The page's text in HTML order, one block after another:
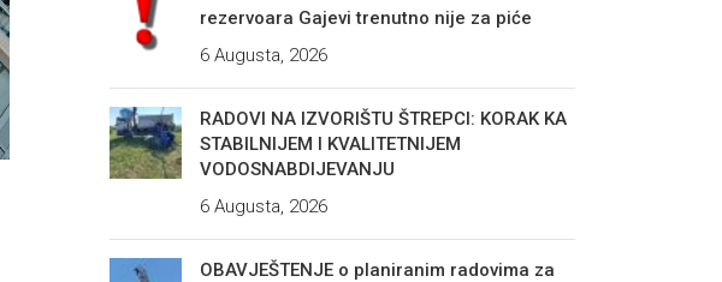
rezervoara Gajevi trenutno nije za piće
6 Augusta, 2026
RADOVI NA IZVORIŠTU ŠTREPCI: KORAK KA
STABILNIJEM I KVALITETNIJEM
VODOSNABDIJEVANJU
6 Augusta, 2026
OBAVJEŠTENJE o planiranim radovima za